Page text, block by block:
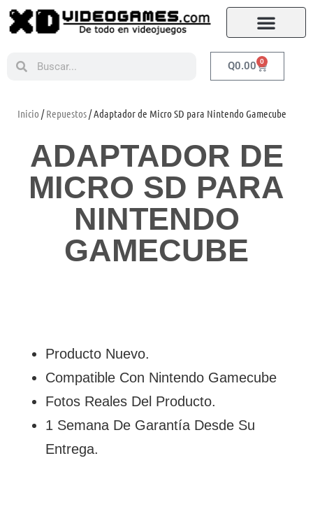
Q0.00 0
Inicio /Repuestos/ Adaptador de Micro SD para Nintendo Gamecube
ADAPTADOR DE
MICRO SD PARA
NINTENDO
GAMECUBE
Producto Nuevo.
Compatible Con Nintendo Gamecube
Fotos Reales Del Producto.
1 Semana De Garantía Desde Su
Entrega.